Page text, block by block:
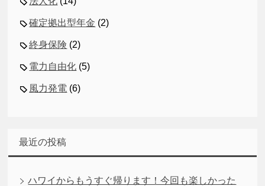
確定拠出型年金 (2)
終身保険 (2)
電力自由化 (5)
風力発電 (6)
最近の投稿
ハワイからもうすぐ帰ります！今回も楽しかった